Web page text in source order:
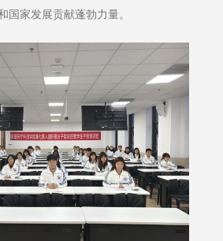
国家发展贡献蓬勃力量。